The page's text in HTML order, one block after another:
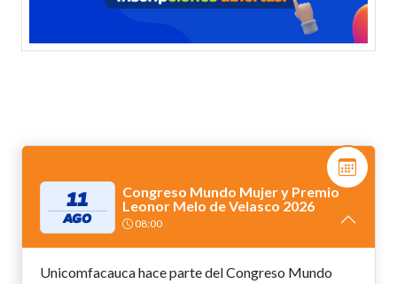
11
AGO
Congreso Mundo Mujer y Premio
Leonor Melo de Velasco 2026
08:00
Unicomfacauca hace parte del Congreso Mundo